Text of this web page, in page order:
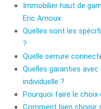
Immobilier haut de
Eric Arnoux
Quelles sont les
?
Quelle serrure
Quelles garanties
individuelle ?
Pourquoi faire le choix
Comment bien choisir